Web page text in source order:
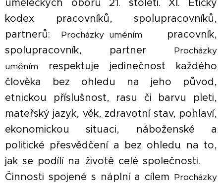
uměleckých oborů 21. století. XI. Etický
kodex pracovníků, spolupracovníků,
partnerů:
Procházky uměním
▪ pracovník,
spolupracovník, partner
Procházky
uměním
respektuje jedinečnost každého
člověka bez ohledu na jeho původ,
etnickou příslušnost, rasu či barvu pleti,
mateřský jazyk, věk, zdravotní stav, pohlaví,
ekonomickou situaci, náboženské a
politické přesvědčení a bez ohledu na to,
jak se podílí na životě celé společnosti. ▪
Činnosti spojené s náplní a cílem Procházky